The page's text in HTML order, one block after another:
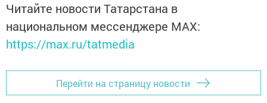
Читайте новости Татарстана в
национальном мессенджере MАХ:
https://max.ru/tatmedia
Перейти на страницу новости